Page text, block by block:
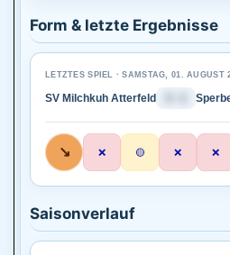
Form & letzte Ergebnisse
LETZTES SPIEL · SAMSTAG, 01. AUGUST
SV Milchkuh Atterfeld
↘ ❌ 🟡 ❌ ❌
Saisonverlauf